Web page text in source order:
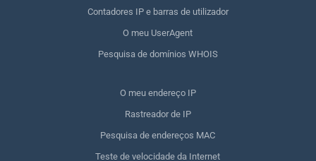
Contadores IP e barras de utilizador
O meu UserAgent
Pesquisa de domínios WHOIS
O meu endereço IP
Rastreador de IP
Pesquisa de endereços MAC
Teste de velocidade da Internet